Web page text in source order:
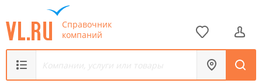
Справочник
компаний